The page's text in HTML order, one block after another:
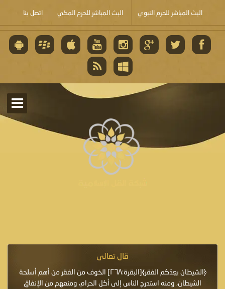
البث المباشر للحرم النبوي البث المباشر للحرم المكي اتصل بنا
قال تعالى
﴿الشيطان يعِدُكم الفقر﴾[البقرة:٢٦٨] الخوف من الفقر من أهم أسلحة
الشيطان، ومنه استدرج الناس إلى أكل الحرام، ومنعهم من الإنفاق